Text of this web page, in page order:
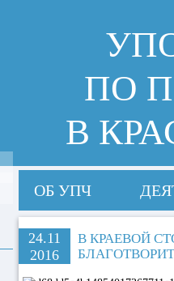
ПО
В
ОБ УПЧ
24.11
2016
В КРАЕВОЙ